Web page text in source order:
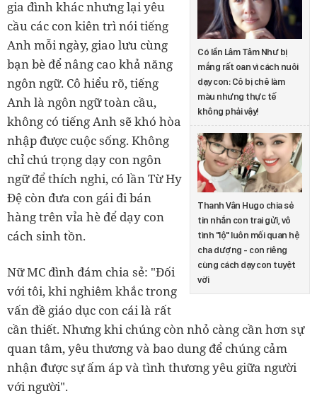
Có lần Lâm Tâm Như bị
mắng rất oan vì cách nuôi
dạy con: Cô bị chê làm
màu nhưng thực tế
không phải vậy!
Thanh Vân Hugo chia sẻ
tin nhắn con trai gửi, vô
tình "lộ" luôn mối quan hệ
cha dượng - con riêng
cùng cách dạy con tuyệt
vời
gia đình khác nhưng lại yêu
cầu các con kiên trì nói tiếng
Anh mỗi ngày, giao lưu cùng
bạn bè để nâng cao khả năng
ngôn ngữ. Cô hiểu rõ, tiếng
Anh là ngôn ngữ toàn cầu,
không có tiếng Anh sẽ khó hòa
nhập được cuộc sống. Không
chỉ chú trọng dạy con ngôn
ngữ để thích nghi, có lần Từ Hy
Đệ còn đưa con gái đi bán
hàng trên vỉa hè để dạy con
cách sinh tồn.
Nữ MC đình đám chia sẻ: "Đối
với tôi, khi nghiêm khắc trong
vấn đề giáo dục con cái là rất
cần thiết. Nhưng khi chúng còn nhỏ càng cần hơn sự
quan tâm, yêu thương và bao dung để chúng cảm
nhận được sự ấm áp và tình thương yêu giữa người
với người".